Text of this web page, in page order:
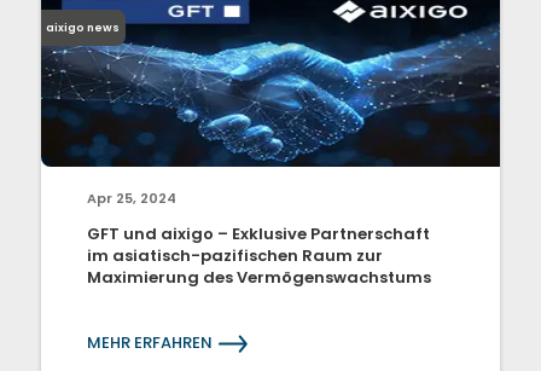
aixigo news
Apr 25, 2024
GFT und aixigo – Exklusive Partnerschaft
im asiatisch-pazifischen Raum zur
Maximierung des Vermögenswachstums
MEHR ERFAHREN